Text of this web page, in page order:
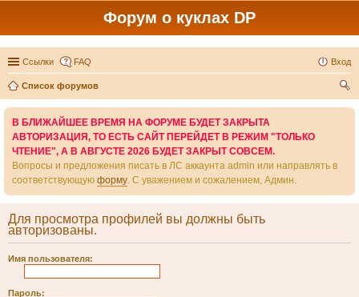
Форум о куклах DP
Ссылки FAQ Вход
Список форумов
В БЛИЖАЙШЕЕ ВРЕМЯ НА ФОРУМЕ БУДЕТ ЗАКРЫТА
АВТОРИЗАЦИЯ, ТО ЕСТЬ САЙТ ПЕРЕЙДЕТ В РЕЖИМ "ТОЛЬКО
ЧТЕНИЕ", А В АВГУСТЕ 2026 БУДЕТ ЗАКРЫТ СОВСЕМ.
Вопросы и предложения писать в ЛС аккаунта admin или направлять в
соответствующую форму. С уважением и сожалением, Админ.
Для просмотра профилей вы должны быть
авторизованы.
Имя пользователя:
Пароль: